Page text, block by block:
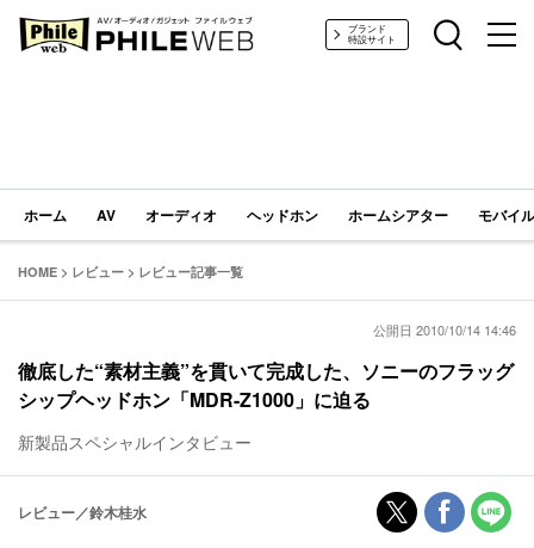
PHILE WEB｜AV/オーディオ/ガジェットブランド
特設サイト
ホーム AV オーディオ ヘッドホン ホームシアター モバイ
HOME > レビュー > レビュー記事一覧
公開日 2010/10/14 14:46
徹底した“素材主義”を貫いて完成した、ソニーのフラッグ
シップヘッドホン「MDR-Z1000」に迫る
新製品スペシャルインタビュー
レビュー／鈴木桂水